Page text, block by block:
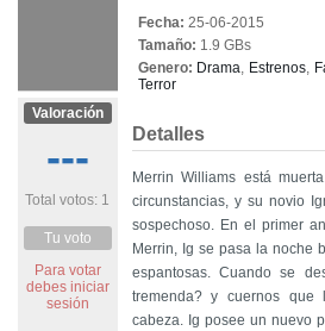
Valoración
---
Total votos: 1
Tu voto
Para votar
debes iniciar
sesión
Fecha: 25-06-2015
Tamaño: 1.9 GBs
Genero: Drama, Estrenos,
Terror
Detalles
Merrin Williams está
circunstancias, y su novio
sospechoso. En el primer
Merrin, Ig se pasa la noche
espantosas. Cuando se
tremenda? y cuernos
cabeza. Ig posee un nuevo